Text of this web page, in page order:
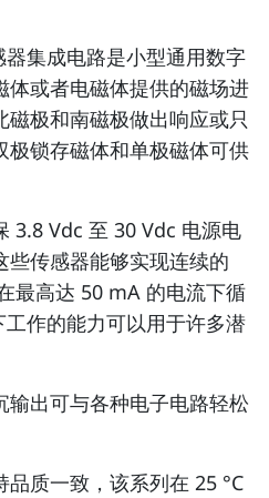
器集成电路是小型通用数字
体或者电磁体提供的磁场进
极和南磁极做出响应或只
极锁存磁体和单极磁体可供
3.8 Vdc 至 30 Vdc 电源电
些传感器能够实现连续的
最高达 50 mA 的电流下循
作的能力可以用于许多潜
出可与各种电子电路轻松
质一致，该系列在 25 °C